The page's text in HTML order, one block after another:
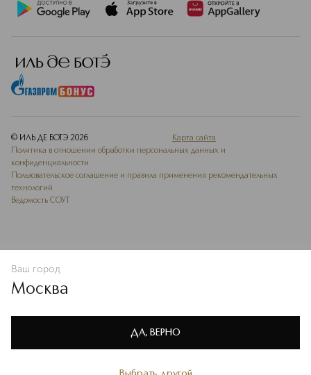
Политике конфиденциальности
В КОРЗИНУ
© ИЛЬ ДЕ БОТЭ 2026
Карта сайта
Политика в отношении обработки персональных данных и
конфиденциальности
Пользовательское соглашение и правила применения рекомендательных
технологий
Ведомость СОУТ
Ваш город
Москва
ДА, ВЕРНО